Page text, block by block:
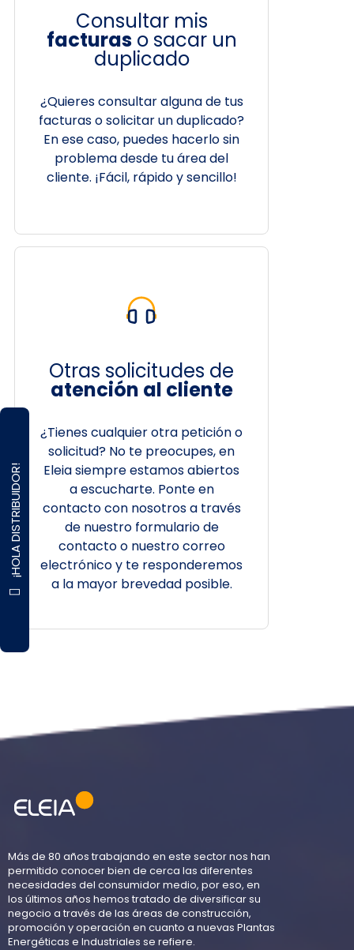
¡HOLA DISTRIBUIDOR!
Consultar mis
facturaso sacar un
duplicado
¿Quieres consultar alguna de tus
facturas o solicitar un duplicado?
En ese caso, puedes hacerlo sin
problema desde tu área del
cliente. ¡Fácil, rápido y sencillo!
Otras solicitudes de
atención al cliente
¿Tienes cualquier otra petición o
solicitud? No te preocupes, en
Eleia siempre estamos abiertos
a escucharte. Ponte en
contacto con nosotros a través
de nuestro formulario de
contacto o nuestro correo
electrónico y te responderemos
a la mayor brevedad posible.
Más de 80 años trabajando en este sector nos han
permitido conocer bien de cerca las diferentes
necesidades del consumidor medio, por eso, en
los últimos años hemos tratado de diversificar su
negocio a través de las áreas de construcción,
promoción y operación en cuanto a nuevas Plantas
Energéticas e Industriales se refiere.